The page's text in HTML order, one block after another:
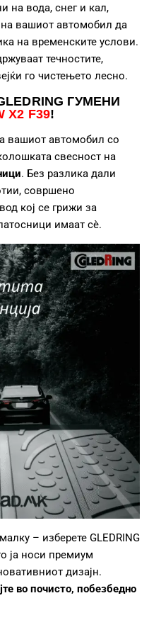
на вода, снег и кал,
на вашиот автомобил да
на временските услови.
течностите,
го чистењето лесно.
ГУМЕНИ
X2 F39!
вашиот автомобил со
свесност на
. Без разлика дали
совршено
кој се грижи за
имаат сè.
– изберете GLEDRING
ја носи премиум
дизајн.
во почисто, побезбедно